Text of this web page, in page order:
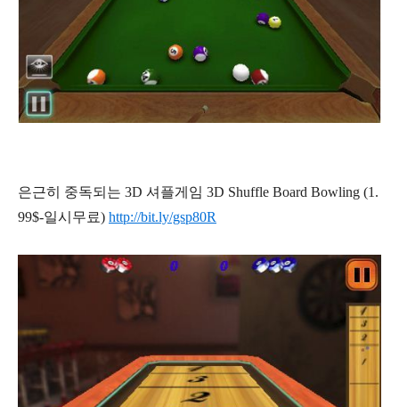
은근히 중독되는 3D 셔플게임 3D Shuffle Board Bowling (1.
99$-일시무료) http://bit.ly/gsp80R